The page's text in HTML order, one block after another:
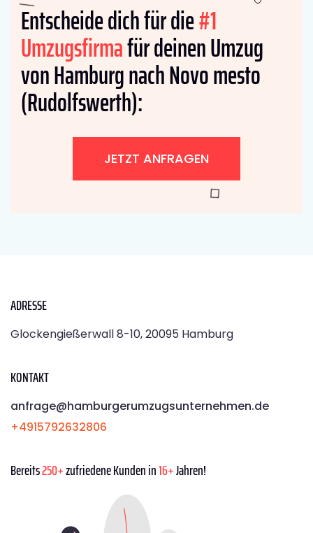
Entscheide dich für die#1
Umzugsfirmafür deinen Umzug
von Hamburg nach Novo mesto
(Rudolfswerth):
JETZT ANFRAGEN
ADRESSE
Glockengießerwall 8-10, 20095 Hamburg
KONTAKT
anfrage@hamburgerumzugsunternehmen.de
+4915792632806
Bereits250+zufriedene Kunden in16+Jahren!